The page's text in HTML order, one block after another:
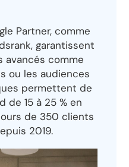
Partner, comme
garantissent
avancés comme
ou les audiences
permettent de
de 15 à 25 % en
de 350 clients
2019.